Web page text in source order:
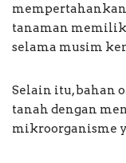
tanaman
selama musim
Selain itu, bahan
tanah dengan
mikroorganisme